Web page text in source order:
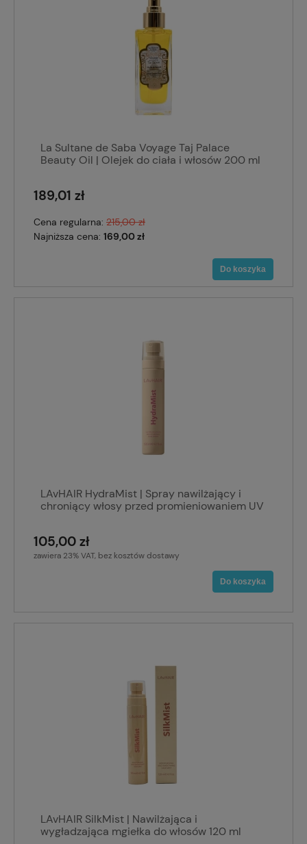
La Sultane de Saba Voyage Taj Palace
Beauty Oil | Olejek do ciała i włosów 200 ml
189,01 zł
Cena regularna: 215,00 zł
Najniższa cena: 169,00 zł
Do koszyka
LAvHAIR HydraMist | Spray nawilżający i
chroniący włosy przed promieniowaniem UV
105,00 zł
zawiera 23% VAT, bez kosztów dostawy
Do koszyka
LAvHAIR SilkMist | Nawilżająca i
wygładzająca mgiełka do włosów 120 ml